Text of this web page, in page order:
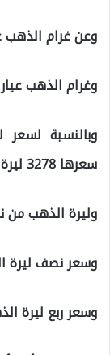
وعن غرام الذهب عيار 18 فقد بلغ سعره 371
وغرام الذهب عيار 14 بلغ سعره 289 ليرة
وبالنسبة
سعرها 3278 ليرة تركية.
وليرة الذهب من نوع تام /
وسعر نصف ليرة
وسعر ربع ليرة الذهب